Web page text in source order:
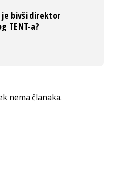
je bivši direktor
TENT-a?
nema članaka.